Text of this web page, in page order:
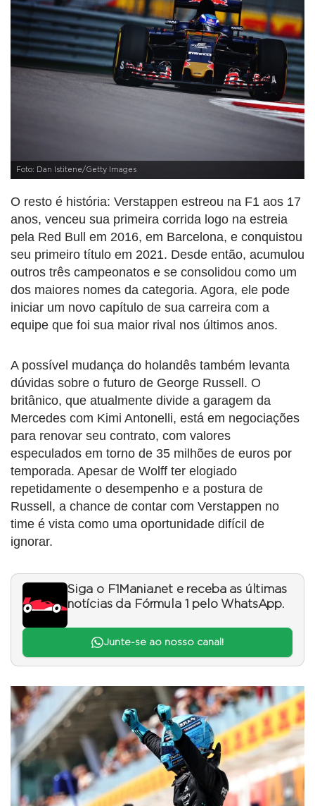
Foto: Dan Istitene/Getty Images
O resto é história: Verstappen estreou na F1 aos 17
anos, venceu sua primeira corrida logo na estreia
pela Red Bull em 2016, em Barcelona, e conquistou
seu primeiro título em 2021. Desde então, acumulou
outros três campeonatos e se consolidou como um
dos maiores nomes da categoria. Agora, ele pode
iniciar um novo capítulo de sua carreira com a
equipe que foi sua maior rival nos últimos anos.
A possível mudança do holandês também levanta
dúvidas sobre o futuro de George Russell. O
britânico, que atualmente divide a garagem da
Mercedes com Kimi Antonelli, está em negociações
para renovar seu contrato, com valores
especulados em torno de 35 milhões de euros por
temporada. Apesar de Wolff ter elogiado
repetidamente o desempenho e a postura de
Russell, a chance de contar com Verstappen no
time é vista como uma oportunidade difícil de
ignorar.
Siga o F1Mania.net e receba as últimas
notícias da Fórmula 1 pelo WhatsApp.
Junte-se ao nosso canal!